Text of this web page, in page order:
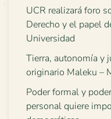
UCR realizará foro
Derecho y el papel
Universidad
Tierra, autonomía y
originario Maleku –
Poder formal y
personal quiere